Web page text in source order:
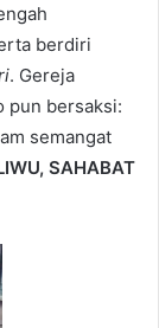
berdiri
. Gereja
pun bersaksi:
semangat
SAHABAT